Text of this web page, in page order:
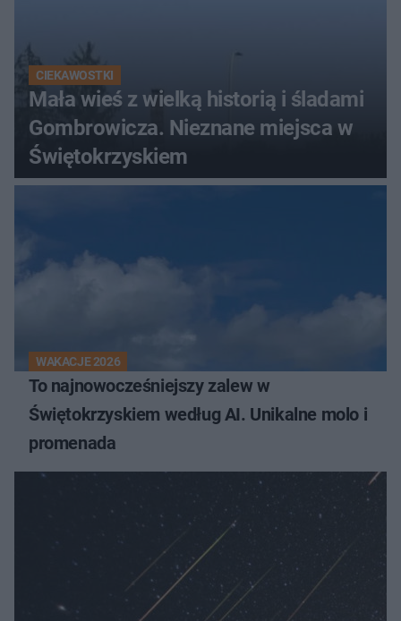
CIEKAWOSTKI
Mała wieś z wielką historią i śladami
Gombrowicza. Nieznane miejsca w
Świętokrzyskiem
WAKACJE 2026
To najnowocześniejszy zalew w
Świętokrzyskiem według AI. Unikalne molo i
promenada